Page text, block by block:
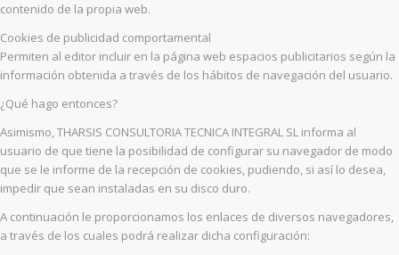
contenido de la propia web.
Cookies de publicidad comportamental
Permiten al editor incluir en la página web espacios publicitarios según la
información obtenida a través de los hábitos de navegación del usuario.
¿Qué hago entonces?
Asimismo, THARSIS CONSULTORIA TECNICA INTEGRAL SL informa al
usuario de que tiene la posibilidad de configurar su navegador de modo
que se le informe de la recepción de cookies, pudiendo, si así lo desea,
impedir que sean instaladas en su disco duro.
A continuación le proporcionamos los enlaces de diversos navegadores,
a través de los cuales podrá realizar dicha configuración: